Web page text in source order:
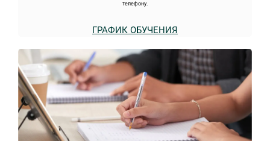
телефону.
ГРАФИК ОБУЧЕНИЯ